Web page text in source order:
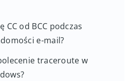
CC od BCC podczas
e-mail?
traceroute w